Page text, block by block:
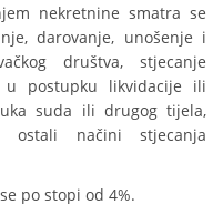
nekretnine smatra se
darovanje, unošenje i
društva, stjecanje
u postupku likvidacije ili
suda ili drugog tijela,
ostali načini stjecanja
po stopi od 4%.